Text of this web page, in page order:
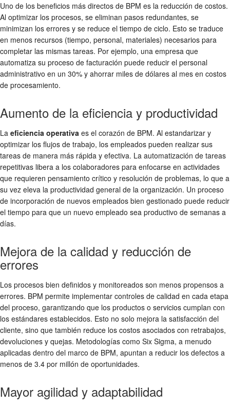
Uno de los beneficios más directos de BPM es la reducción de costos.
Al optimizar los procesos, se eliminan pasos redundantes, se
minimizan los errores y se reduce el tiempo de ciclo. Esto se traduce
en menos recursos (tiempo, personal, materiales) necesarios para
completar las mismas tareas. Por ejemplo, una empresa que
automatiza su proceso de facturación puede reducir el personal
administrativo en un 30% y ahorrar miles de dólares al mes en costos
de procesamiento.
Aumento de la eficiencia y productividad
La eficiencia operativa es el corazón de BPM. Al estandarizar y
optimizar los flujos de trabajo, los empleados pueden realizar sus
tareas de manera más rápida y efectiva. La automatización de tareas
repetitivas libera a los colaboradores para enfocarse en actividades
que requieren pensamiento crítico y resolución de problemas, lo que a
su vez eleva la productividad general de la organización. Un proceso
de incorporación de nuevos empleados bien gestionado puede reducir
el tiempo para que un nuevo empleado sea productivo de semanas a
días.
Mejora de la calidad y reducción de
errores
Los procesos bien definidos y monitoreados son menos propensos a
errores. BPM permite implementar controles de calidad en cada etapa
del proceso, garantizando que los productos o servicios cumplan con
los estándares establecidos. Esto no solo mejora la satisfacción del
cliente, sino que también reduce los costos asociados con retrabajos,
devoluciones y quejas. Metodologías como Six Sigma, a menudo
aplicadas dentro del marco de BPM, apuntan a reducir los defectos a
menos de 3.4 por millón de oportunidades.
Mayor agilidad y adaptabilidad